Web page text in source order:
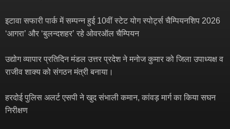
इटावा सफारी पार्क में सम्पन्न हुई 10वीं स्टेट योग स्पोर्ट्स चैम्पियनशिप 2026
‘आगरा’ और ‘बुलन्दशहर’ रहे ओवरऑल चैम्पियन
उद्योग व्यापार प्रतिदिन मंडल उत्तर प्रदेश ने मनोज कुमार को जिला उपाध्यक्ष व
राजीव शाक्य को संगठन मंत्री बनाया।
हरदोई पुलिस अलर्ट एसपी ने खुद संभाली कमान, कांवड़ मार्ग का किया सघन
निरीक्षण